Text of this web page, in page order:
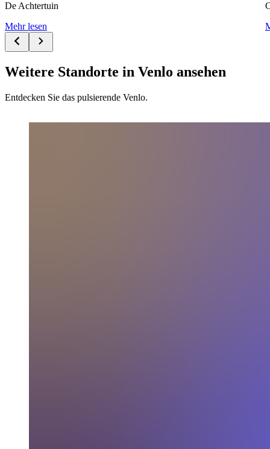
De Achtertuin
Mehr lesen
Weitere Standorte in Venlo ansehen
Entdecken Sie das pulsierende Venlo.